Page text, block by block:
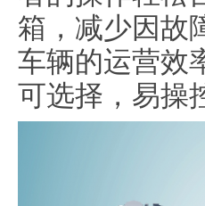
箱，减少因故
车辆的运营效
可选择，易操